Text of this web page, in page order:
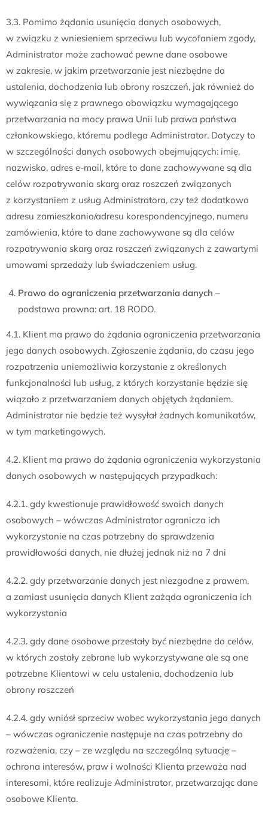
3.3. Pomimo żądania usunięcia danych osobowych,
w związku z wniesieniem sprzeciwu lub wycofaniem zgody,
Administrator może zachować pewne dane osobowe
w zakresie, w jakim przetwarzanie jest niezbędne do
ustalenia, dochodzenia lub obrony roszczeń, jak również do
wywiązania się z prawnego obowiązku wymagającego
przetwarzania na mocy prawa Unii lub prawa państwa
członkowskiego, któremu podlega Administrator. Dotyczy to
w szczególności danych osobowych obejmujących: imię,
nazwisko, adres e-mail, które to dane zachowywane są dla
celów rozpatrywania skarg oraz roszczeń związanych
z korzystaniem z usług Administratora, czy też dodatkowo
adresu zamieszkania/adresu korespondencyjnego, numeru
zamówienia, które to dane zachowywane są dla celów
rozpatrywania skarg oraz roszczeń związanych z zawartymi
umowami sprzedaży lub świadczeniem usług.
Prawo do ograniczenia przetwarzania danych –
podstawa prawna: art. 18 RODO.
4.1. Klient ma prawo do żądania ograniczenia przetwarzania
jego danych osobowych. Zgłoszenie żądania, do czasu jego
rozpatrzenia uniemożliwia korzystanie z określonych
funkcjonalności lub usług, z których korzystanie będzie się
wiązało z przetwarzaniem danych objętych żądaniem.
Administrator nie będzie też wysyłał żadnych komunikatów,
w tym marketingowych.
4.2. Klient ma prawo do żądania ograniczenia wykorzystania
danych osobowych w następujących przypadkach:
4.2.1. gdy kwestionuje prawidłowość swoich danych
osobowych – wówczas Administrator ogranicza ich
wykorzystanie na czas potrzebny do sprawdzenia
prawidłowości danych, nie dłużej jednak niż na 7 dni
4.2.2. gdy przetwarzanie danych jest niezgodne z prawem,
a zamiast usunięcia danych Klient zażąda ograniczenia ich
wykorzystania
4.2.3. gdy dane osobowe przestały być niezbędne do celów,
w których zostały zebrane lub wykorzystywane ale są one
potrzebne Klientowi w celu ustalenia, dochodzenia lub
obrony roszczeń
4.2.4. gdy wniósł sprzeciw wobec wykorzystania jego danych
– wówczas ograniczenie następuje na czas potrzebny do
rozważenia, czy – ze względu na szczególną sytuację –
ochrona interesów, praw i wolności Klienta przeważa nad
interesami, które realizuje Administrator, przetwarzając dane
osobowe Klienta.